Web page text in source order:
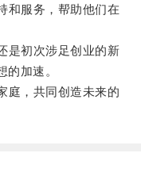
服务，帮助他们在
初次涉足创业的新
的加速。
，共同创造未来的